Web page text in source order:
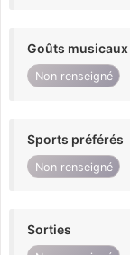
Goûts musicaux
Non renseigné
Sports préférés
Non renseigné
Sorties